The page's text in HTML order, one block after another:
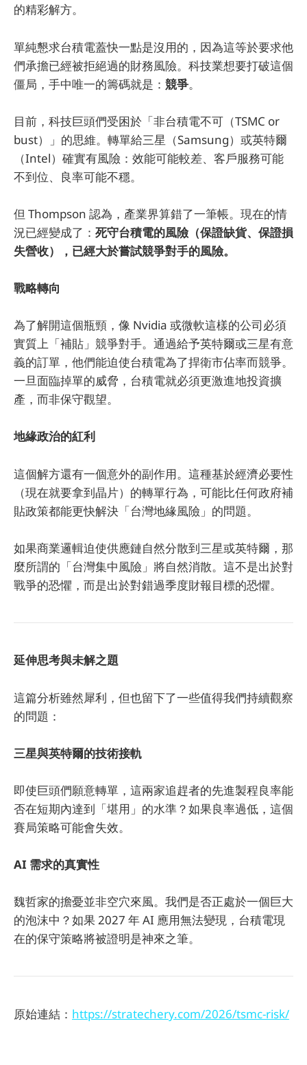
的精彩解方。
單純懇求台積電蓋快一點是沒用的，因為這等於要求他
們承擔已經被拒絕過的財務風險。科技業想要打破這個
僵局，手中唯一的籌碼就是： 競爭。
目前，科技巨頭們受困於「非台積電不可（TSMC or
bust）」的思維。轉單給三星（Samsung）或英特爾
（Intel）確實有風險：效能可能較差、客戶服務可能
不到位、良率可能不穩。
但 Thompson 認為，產業界算錯了一筆帳。現在的情
況已經變成了： 死守台積電的風險（保證缺貨、保證損
失營收），已經大於嘗試競爭對手的風險。
戰略轉向
為了解開這個瓶頸，像 Nvidia 或微軟這樣的公司必須
實質上「補貼」競爭對手。通過給予英特爾或三星有意
義的訂單，他們能迫使台積電為了捍衛市佔率而競爭。
一旦面臨掉單的威脅，台積電就必須更激進地投資擴
產，而非保守觀望。
地緣政治的紅利
這個解方還有一個意外的副作用。這種基於經濟必要性
（現在就要拿到晶片）的轉單行為，可能比任何政府補
貼政策都能更快解決「台灣地緣風險」的問題。
如果商業邏輯迫使供應鏈自然分散到三星或英特爾，那
麼所謂的「台灣集中風險」將自然消散。這不是出於對
戰爭的恐懼，而是出於對錯過季度財報目標的恐懼。
延伸思考與未解之題
這篇分析雖然犀利，但也留下了一些值得我們持續觀察
的問題：
三星與英特爾的技術接軌
即使巨頭們願意轉單，這兩家追趕者的先進製程良率能
否在短期內達到「堪用」的水準？如果良率過低，這個
賽局策略可能會失效。
AI 需求的真實性
魏哲家的擔憂並非空穴來風。我們是否正處於一個巨大
的泡沫中？如果 2027 年 AI 應用無法變現，台積電現
在的保守策略將被證明是神來之筆。
原始連結： https://stratechery.com/2026/tsmc-risk/